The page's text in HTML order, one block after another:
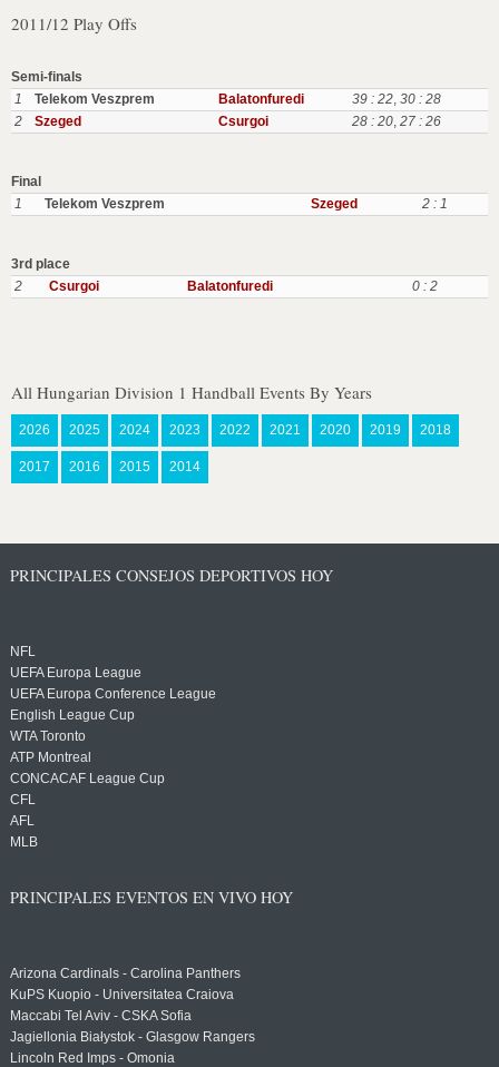
2011/12 Play Offs
Semi-finals
1
Telekom Veszprem Balatonfuredi 39 : 22, 30 : 28
2
Szeged Csurgoi 28 : 20, 27 : 26
Final
1
Telekom Veszprem Szeged 2 : 1
3rd place
2
Csurgoi Balatonfuredi 0 : 2
All Hungarian Division 1 Handball Events By Years
2026 2025 2024 2023 2022 2021 2020 2019 2018
2017 2016 2015 2014
PRINCIPALES CONSEJOS DEPORTIVOS HOY
NFL
UEFA Europa League
UEFA Europa Conference League
English League Cup
WTA Toronto
ATP Montreal
CONCACAF League Cup
CFL
AFL
MLB
PRINCIPALES EVENTOS EN VIVO HOY
Arizona Cardinals - Carolina Panthers
KuPS Kuopio - Universitatea Craiova
Maccabi Tel Aviv - CSKA Sofia
Jagiellonia Białystok - Glasgow Rangers
Lincoln Red Imps - Omonia